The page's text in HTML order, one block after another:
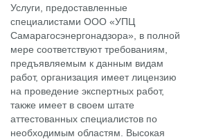
Услуги, предоставленные
специалистами ООО «УПЦ
Самарагосэнергонадзора», в полной
мере соответствуют требованиям,
предъявляемым к данным видам
работ, организация имеет лицензию
на проведение экспертных работ,
также имеет в своем штате
аттестованных специалистов по
необходимым областям. Высокая